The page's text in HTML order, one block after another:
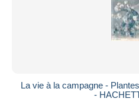
La vie à la campagne -
-